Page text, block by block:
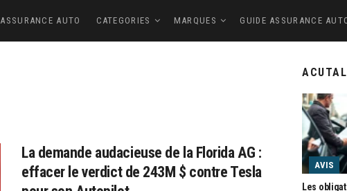
ASSURANCE AUTO CATEGORIES MARQUES GUIDE ASSURANCE
La demande audacieuse de la Florida AG :
effacer le verdict de 243M $ contre Tesla
AVIS
Les